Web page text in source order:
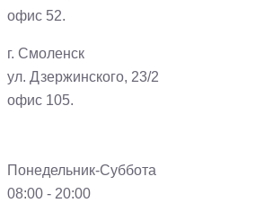
офис 52.
г. Смоленск
ул. Дзержинского, 23/2
офис 105.
Понедельник-Суббота
08:00 - 20:00